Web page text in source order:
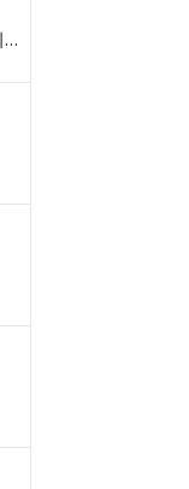
남프랑스/이태리 돌로마티 9일